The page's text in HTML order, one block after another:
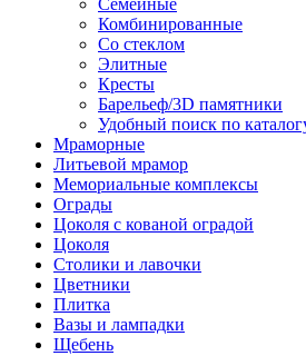
Семейные
Комбинированные
Со стеклом
Элитные
Кресты
Барельеф/3D памятники
Удобный поиск по
Мраморные
Литьевой мрамор
Мемориальные комплексы
Ограды
Цоколя с кованой оградой
Цоколя
Столики и лавочки
Цветники
Плитка
Вазы и лампадки
Щебень